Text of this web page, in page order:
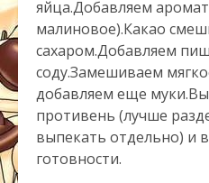
яйца.Добавляем
малиновое).Какао
сахаром.Добавляем
соду.Замешиваем
добавляем еще
противень (лучше
выпекать отдельно) и
готовности.